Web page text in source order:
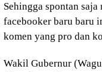
Sehingga spontan
facebooker baru baru
komen yang pro dan
Wakil Gubernur